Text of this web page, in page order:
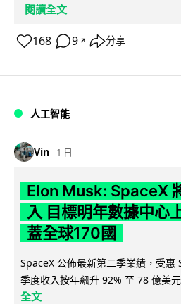
閱讀全文
168 9 ↗ 分享
人工智能
Vin 1 日
Elon Musk: SpaceX
入 目標明年數據中心
蓋全球170國
SpaceX 公佈最新第二季業績，受惠
季度收入按年飆升 92% 至 78 億美
全文